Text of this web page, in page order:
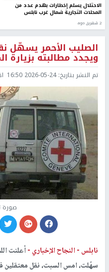
الاحتلال يسلم إخطارات بهدم عدد من
المحلات التجارية شمال غرب نابلس
2 شهرين ago
الصليب الأحمر يسهّل
ويجدد مطالبته بزيارة
تم النشر بتاريخ:2026-05-24 16:50
صورة
نابلس -النجاح الإخباري -أعلنت
سهّلت، امس السبت، نقل معتقلين